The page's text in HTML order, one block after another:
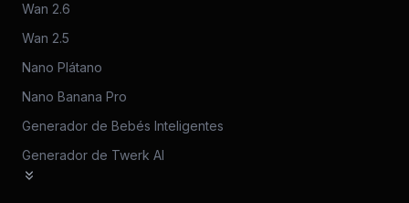
Wan 2.6
Wan 2.5
Nano Plátano
Nano Banana Pro
Generador de Bebés Inteligentes
Generador de Twerk AI